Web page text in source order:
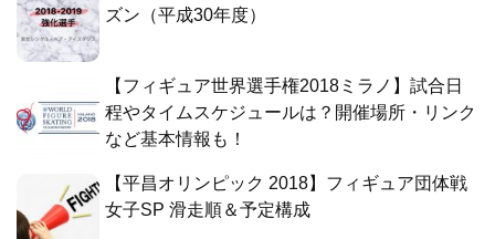
ズン（平成30年度）
【フィギュア世界選手権2018ミラノ】試合日
程やタイムスケジュールは？開催場所・リンク
など基本情報も！
【平昌オリンピック 2018】フィギュア団体戦
女子SP 滑走順＆予定構成